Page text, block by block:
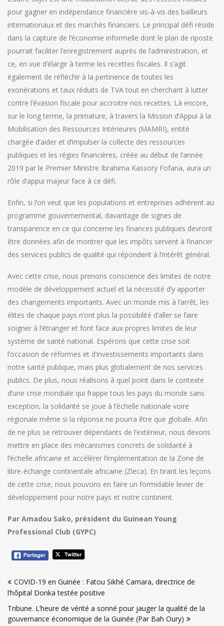
pour gagner en indépendance financière vis-à-vis des bailleurs
internationaux et des marchés financiers. Le principal défi réside
dans la capture de l’économie informelle dont le plan de riposte
pourrait faciliter l’enregistrement auprès de l’administration, et
ce, en vue d’élargir à terme les recettes fiscales. Il s’agit
également de réfléchir à la pertinence de toutes les
exonérations et taux réduits de TVA tout en cherchant à lutter
contre l’évasion fiscale pour accroitre nos recettes. Là encore,
sur le long terme, la primature, à travers la Mission d’Appui à la
Mobilisation des Ressources Intérieures (MAMRI), entité
chargée d’aider et d’impulser la collecte des ressources
publiques et les régies financières, créée au début de l’année
2019 par le Premier Ministre Ibrahima Kassory Fofana, aura un
rôle d’appui majeur face à ce défi.
Enfin, si l’on veut que les populations et entreprises adhèrent au
programme gouvernemental, davantage de signes de
transparence en ce qui concerne les finances publiques devront
être données afin de montrer que les impôts servent à financer
des services publics de qualité qui répondent à l’intérêt général.
Avec cette crise, nous prenons conscience des limites de notre
modèle de développement actuel et la nécessité d’y apporter
des changements importants. Avec un monde mis à l’arrêt, les
élites de chaque pays n’ont plus la possibilité d’aller se faire
soigner à l’étranger et font face aux propres limites de leur
système de santé national. Espérons que cette crise soit
l’occasion de réformes et d’investissements importants dans
notre santé publique, mais plus globalement de nos services
publics. De plus, nous réalisons à quel point dans le contexte
d’une crise mondiale qui frappe tous les pays du monde sans
exception, la solidarité se joue à l’échelle nationale voire
régionale même si la réponse ne pourra être que globale. Afin
de ne plus se retrouver dépendants de l’extérieur, nous devons
mettre en place des mécanismes concrets de solidarité à
l’échelle africaine et accélérer l’implémentation de la Zone de
libre-échange continentale africaine (Zleca). En tirant les leçons
de cette crise, nous pouvons en faire un formidable levier de
développement pour notre pays et notre continent.
Par Amadou Sako, président du Guinean Young
Professional Club (GYPC)
de
l’article
COVID-19 en Guinée : Fatou Sikhé Camara, directrice de
l’hôpital Donka testée positive
Tribune. L’heure de vérité a sonné pour jauger la qualité de la
gouvernance économique de la Guinée (Par Bah Oury)